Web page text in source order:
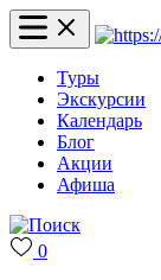
Туры
Экскурсии
Календарь
Блог
Акции
Афиша
0